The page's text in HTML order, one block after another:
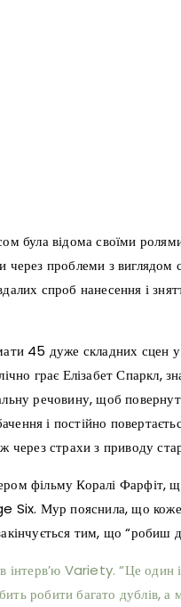
була відома своїми
через проблеми з
спроб нанесення і
45 дуже складних сцен
грає Елізабет Спаркл,
речовину, щоб
і постійно
через страхи з приводу
фільму Коралі Фарфіт,
Six. Мур пояснила, що
тим, що “робиш
інтерв’ю Variety. “Це один
робити багато дублів, а